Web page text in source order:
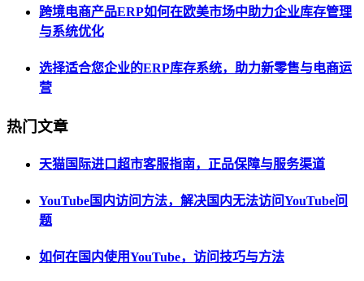
跨境电商产品ERP如何在欧美市场中助力企业库存管理
与系统优化
选择适合您企业的ERP库存系统，助力新零售与电商运
营
热门文章
天猫国际进口超市客服指南，正品保障与服务渠道
YouTube国内访问方法，解决国内无法访问YouTube问
题
如何在国内使用YouTube，访问技巧与方法